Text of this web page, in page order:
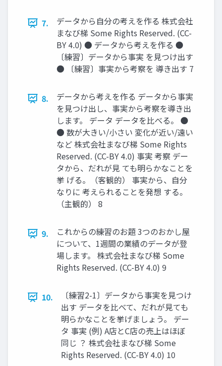
7.
データから自分の考えを作る 株式会社
まなび梯 Some Rights Reserved. (CC-
BY 4.0) ● データから考えを作る ●
〔練習〕データから事実 を見つけ出す
● 〔練習〕事実から考察を 導き出す 7
8.
データから考えを作る データから事実
を見つけ出し、事実から考察を導き出
します。 データ データを比べる。 ●
● 数が大きい/小さい 変化が近い/遠い
など 株式会社まなび梯 Some Rights
Reserved. (CC-BY 4.0) 事実 考察 デー
タから、だれが見 ても明らかなことを
挙 げる。（客観的） 事実から、自分
なりに 考えられることを発想 する。
（主観的） 8
9.
これからの練習のお題 3つのおかし屋
について、1週間の業績のデータが登
場します。 株式会社まなび梯 Some
Rights Reserved. (CC-BY 4.0) 9
10.
〔練習2-1〕データから事実を見つけ
出す データを比べて、だれが見ても
明らかなことを挙げましょう。 デー
タ 事実 (例) A店とC店の売上はほぼ
同じ ？ 株式会社まなび梯 Some
Rights Reserved. (CC-BY 4.0) 10